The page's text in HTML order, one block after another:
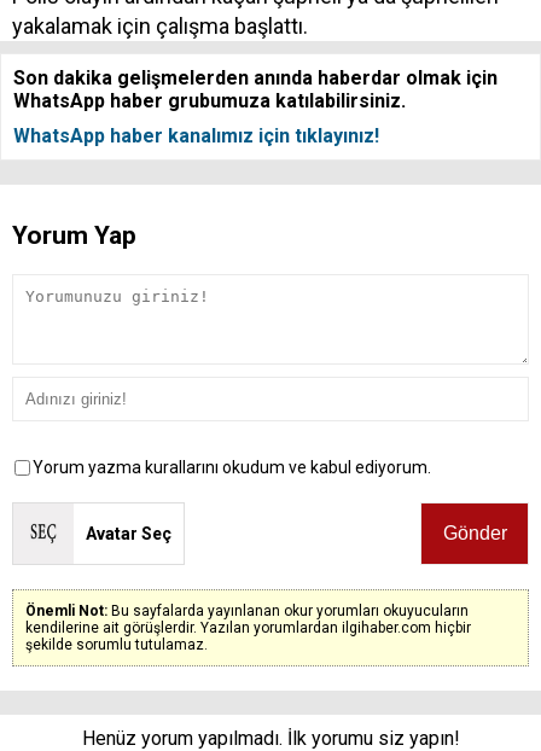
yakalamak için çalışma başlattı.
Son dakika gelişmelerden anında haberdar olmak için
WhatsApp haber grubumuza katılabilirsiniz.
WhatsApp haber kanalımız için tıklayınız!
Yorum Yap
Yorum yazma kurallarını okudum ve kabul ediyorum.
Avatar Seç
Önemli Not: Bu sayfalarda yayınlanan okur yorumları okuyucuların
kendilerine ait görüşlerdir. Yazılan yorumlardan ilgihaber.com hiçbir
şekilde sorumlu tutulamaz.
Henüz yorum yapılmadı. İlk yorumu siz yapın!